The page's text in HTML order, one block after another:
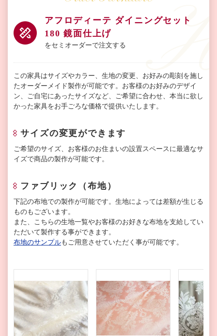
アフロディーテ ダイニングセット
180 鏡面仕上げ
をセミオーダーで注文する
この家具はサイズやカラー、生地の変更、お好みの彫刻を施し
たオーダーメイド製作が可能です。お客様のお好みのデザイ
ン、ご自宅にあったサイズなど、ご希望に合わせ、本当に欲し
かった家具をお手ごろな価格で提供いたします。
サイズの変更ができます
ご希望のサイズ、お客様のお住まいの設置スペースに最適なサ
イズで商品の製作が可能です。
ファブリック（布地）
下記の布地での製作が可能です。生地によっては差額が生じる
ものもございます。
また、こちらの生地一覧やお客様のお好きな布地を支給してい
ただいて製作する事ができます。
布地のサンプルもご用意させていただく事が可能です。